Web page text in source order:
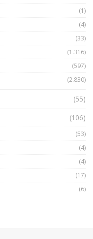
(1)
(4)
(33)
(1.316)
(597)
(2.830)
(55)
(106)
(53)
(4)
(4)
(17)
(6)